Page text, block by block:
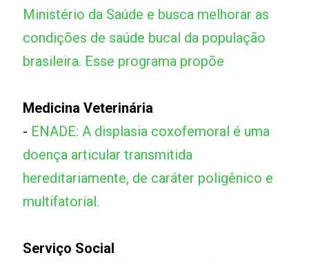
Ministério da Saúde e busca melhorar as
condições de saúde bucal da população
brasileira. Esse programa propõe
Medicina Veterinária
- ENADE: A displasia coxofemoral é uma
doença articular transmitida
hereditariamente, de caráter poligênico e
multifatorial.
Serviço Social